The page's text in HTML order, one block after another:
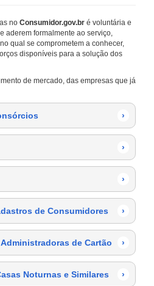
no Consumidor.gov.br é voluntária e
aderem formalmente ao serviço,
qual se comprometem a conhecer,
disponíveis para a solução dos
de mercado, das empresas que já
›
›
›
de Consumidores ›
de Cartão ›
Noturnas e Similares ›